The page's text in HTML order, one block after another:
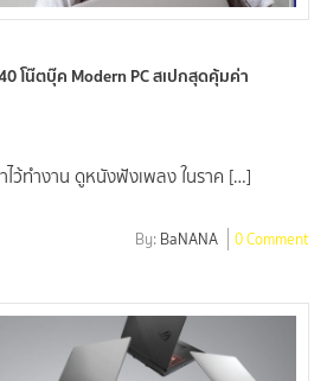
โน๊ตบุ๊ค Modern PC สเปกสุดคุ้มค่า
ไว้ทำงาน ดูหนังฟังเพลง ในราค […]
By: BaNANA 0 Comment